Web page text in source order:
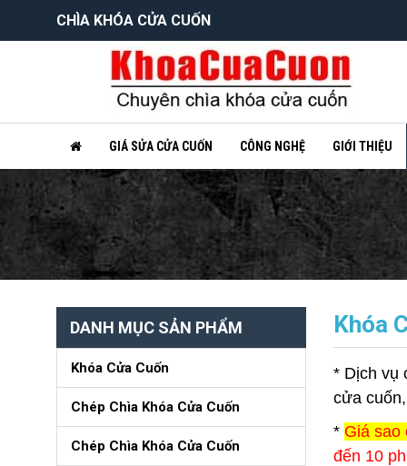
CHÌA KHÓA CỬA CUỐN
GIÁ SỬA CỬA CUỐN CÔNG NGHỆ GIỚI THIỆU
DANH MỤC SẢN PHẨM
Khóa Cửa Cuốn
Chép Chìa Khóa Cửa Cuốn
Chép Chìa Khóa Cửa Cuốn
Khóa
* Dịch vụ
cửa
* Giá sao
đến 10